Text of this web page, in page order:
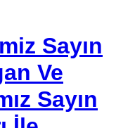
Sayın
Ve
Sayın